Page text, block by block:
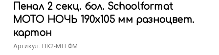
Пенал 2 секц. бол. Schoolformat
МОТО НОЧЬ 190х105 мм разноцвет.
картон
Артикул: ПК2-МН ФМ